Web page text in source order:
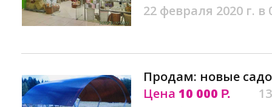
22 февраля 2020 г. в
Продам: новые
Цена 10 000 Р.